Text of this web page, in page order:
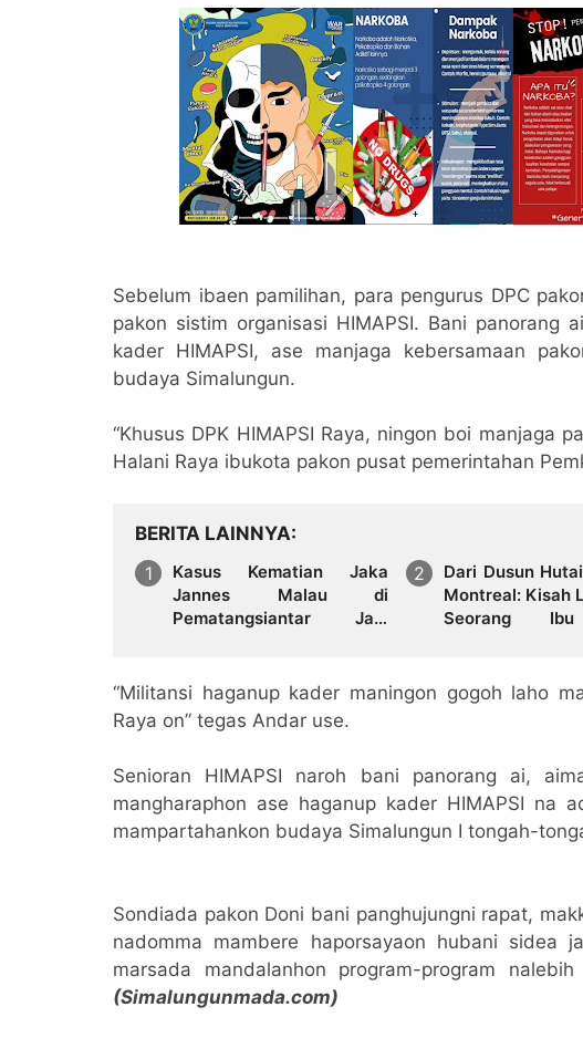
Sebelum ibaen pamilihan, para pengurus DPC
pakon sistim organisasi HIMAPSI. Bani panorang
kader HIMAPSI, ase manjaga kebersamaan
budaya Simalungun.
“Khusus DPK HIMAPSI Raya, ningon boi manjaga
Halani Raya ibukota pakon pusat pemerintahan
BERITA LAINNYA
Kasus Kematian Jaka
Jannes Malau di
Pematangsiantar Jadi
Dari Dusun
Montreal: Kisah
Seorang
Orang
“Militansi haganup kader maningon gogoh laho
Raya on” tegas Andar use.
Senioran HIMAPSI naroh bani panorang ai,
mangharaphon ase haganup kader HIMAPSI na
mampartahankon budaya Simalungun I tongah-
Sondiada pakon Doni bani panghujungni rapat,
nadomma mambere haporsayaon hubani sidea
marsada mandalanhon program-program
(Simalungunmada.com)